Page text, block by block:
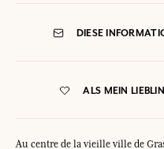
DIESE
ALS MEIN
Au centre de la vieille ville de